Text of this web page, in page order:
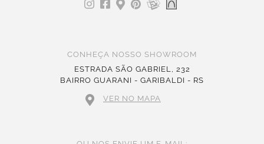
CONHEÇA NOSSO SHOWROOM
ESTRADA SÃO GABRIEL, 232
BAIRRO GUARANI - GARIBALDI - RS
VER NO MAPA